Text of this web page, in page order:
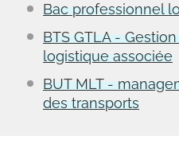
Bac professionnel
BTS GTLA -
logistique associée
BUT MLT -
des transports